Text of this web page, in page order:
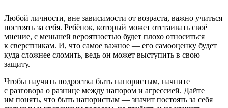
Любой личности, вне зависимости от возраста, важно учиться
постоять за себя. Ребёнок, который может отстаивать своё
мнение, с меньшей вероятностью будет плохо относиться
к сверстникам. И, что самое важное — его самооценку будет
куда сложнее сломить, ведь он может выступить в свою
защиту.
Чтобы научить подростка быть напористым, начните
с разговора о разнице между напором и агрессией. Дайте
им понять, что быть напористым — значит постоять за себя